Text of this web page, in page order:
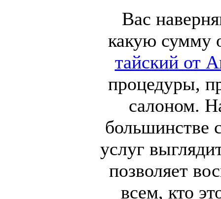
Вас
какую сумму
тайский от
процедуры,
салоном.
большинстве
услуг
позволяет
всем, кто